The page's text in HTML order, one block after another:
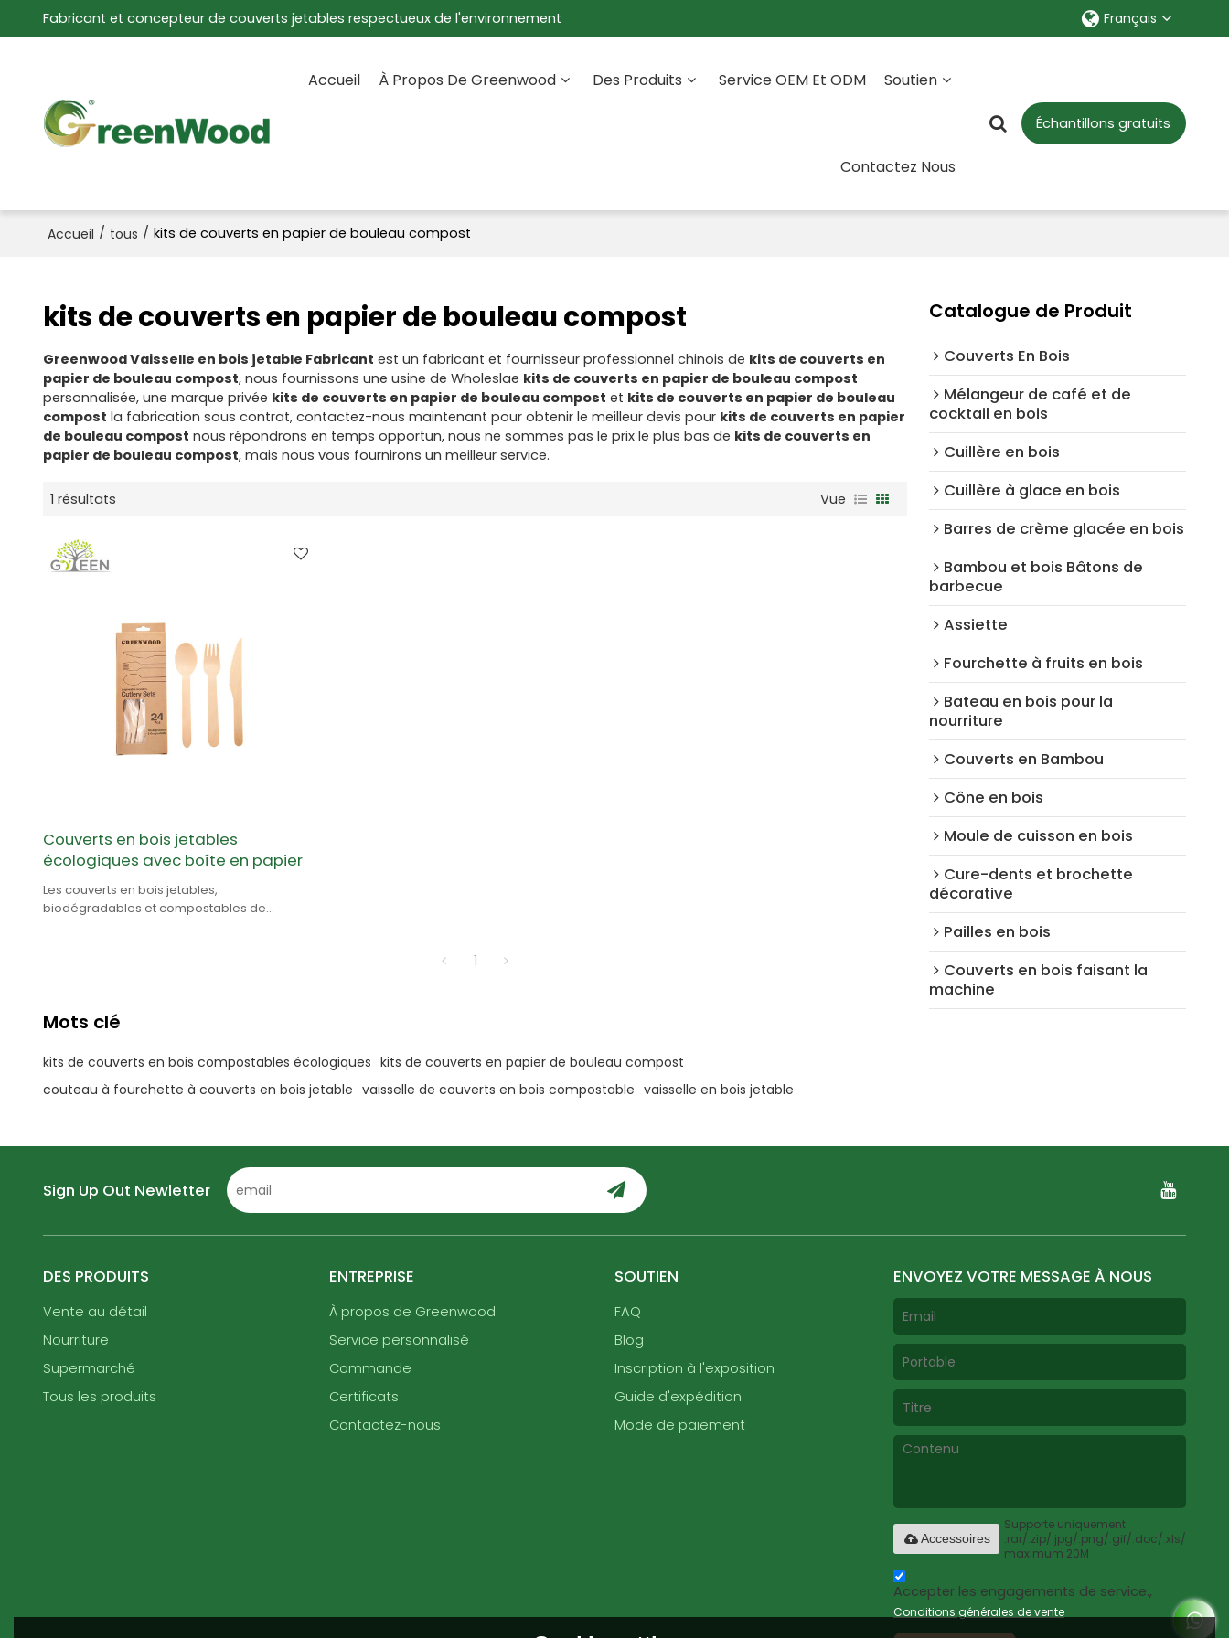
Fabricant et concepteur de couverts jetables respectueux de l'environnement Français
Accueil À Propos De Greenwood Des Produits Service OEM Et ODM Soutien
Contactez Nous
Échantillons gratuits
Accueil / tous / kits de couverts en papier de bouleau compost
kits de couverts en papier de bouleau compost
Greenwood Vaisselle en bois jetable Fabricant est un fabricant et fournisseur professionnel chinois de kits de couverts en
papier de bouleau compost, nous fournissons une usine de Wholeslae kits de couverts en papier de bouleau compost
personnalisée, une marque privée kits de couverts en papier de bouleau compost et kits de couverts en papier de bouleau
compost la fabrication sous contrat, contactez-nous maintenant pour obtenir le meilleur devis pour kits de couverts en papier
de bouleau compost nous répondrons en temps opportun, nous ne sommes pas le prix le plus bas de kits de couverts en
papier de bouleau compost, mais nous vous fournirons un meilleur service.
1 résultats Vue
Couverts en bois jetables
écologiques avec boîte en papier
Les couverts en bois jetables,
biodégradables et compostables de
1
Mots clé
kits de couverts en bois compostables écologiques kits de couverts en papier de bouleau compost
couteau à fourchette à couverts en bois jetable vaisselle de couverts en bois compostable vaisselle en bois jetable
Catalogue de Produit
Couverts En Bois
Mélangeur de café et de
cocktail en bois
Cuillère en bois
Cuillère à glace en bois
Barres de crème glacée en bois
Bambou et bois Bâtons de
barbecue
Assiette
Fourchette à fruits en bois
Bateau en bois pour la
nourriture
Couverts en Bambou
Cône en bois
Moule de cuisson en bois
Cure-dents et brochette
décorative
Pailles en bois
Couverts en bois faisant la
machine
Sign Up Out Newletter
DES PRODUITS
Vente au détail
Nourriture
Supermarché
Tous les produits
ENTREPRISE
À propos de Greenwood
Service personnalisé
Commande
Certificats
Contactez-nous
SOUTIEN
FAQ
Blog
Inscription à l'exposition
Guide d'expédition
Mode de paiement
ENVOYEZ VOTRE MESSAGE À NOUS
Supporte uniquement
.rar/.zip/.jpg/.png/.gif/.doc/.xls/.pdf,
maximum 20M
Accessoires
Accepter les engagements de service.,
Conditions générales de vente